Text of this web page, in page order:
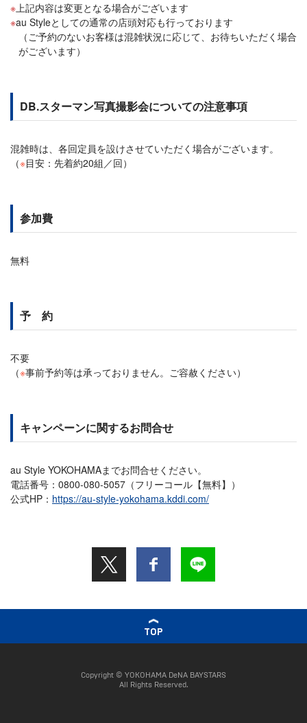
上記内容は変更となる場合がございます
au Styleとしての通常の店頭対応も行っております
（ご予約のないお客様は混雑状況に応じて、お待ちいただく場合
がございます）
DB.スターマン写真撮影会についての注意事項
混雑時は、各回定員を設けさせていただく場合がございます。
（※目安：先着約20組／回）
参加費
無料
予 約
不要
（※事前予約等は承っておりません。ご容赦ください）
キャンペーンに関するお問合せ
au Style YOKOHAMAまでお問合せください。
電話番号：0800-080-5057（フリーコール【無料】）
公式HP： https://au-style-yokohama.kddi.com/
TOP
Copyright © YOKOHAMA DeNA BAYSTARS
All Rights Reserved.